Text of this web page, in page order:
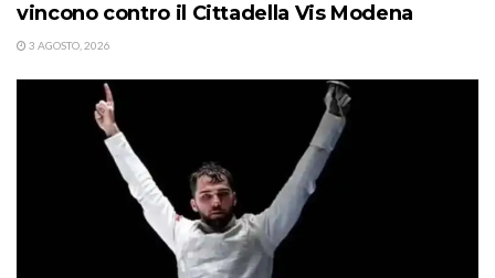
vincono contro il Cittadella Vis Modena
3 AGOSTO, 2026